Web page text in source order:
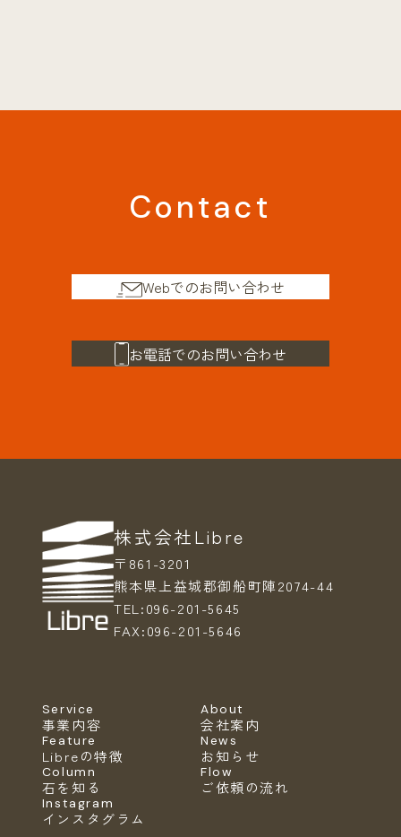
Contact
Webでのお問い合わせ
お電話でのお問い合わせ
株式会社Libre
〒861-3201
熊本県上益城郡御船町陣2074-44
TEL:096-201-5645
FAX:096-201-5646
Service
事業内容
About
会社案内
Feature
Libreの特徴
News
お知らせ
Column
石を知る
Flow
ご依頼の流れ
Instagram
インスタグラム